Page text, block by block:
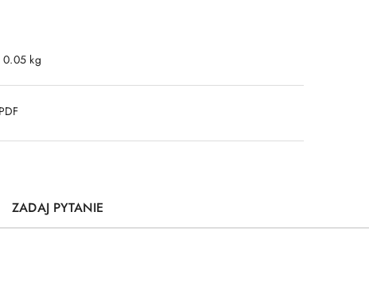
0.05 kg
ZADAJ PYTANIE